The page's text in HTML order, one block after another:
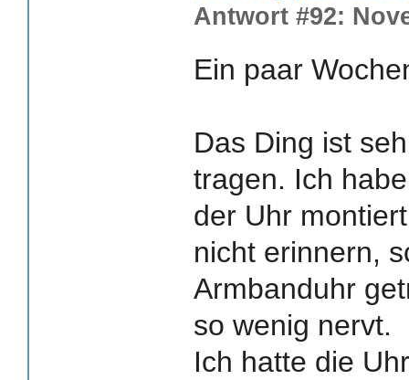
Antwort #92:
Ein paar
Das Ding ist
tragen. Ich
der Uhr
nicht erinnern,
Armbanduhr
so wenig nervt.
Ich hatte die